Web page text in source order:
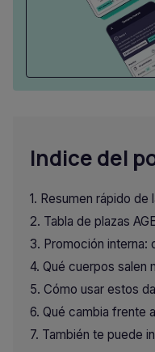
Indice del
Resumen rápido de
Tabla de plazas
Promoción interna:
Qué cuerpos salen
Cómo usar estos
Qué cambia frente
También te puede